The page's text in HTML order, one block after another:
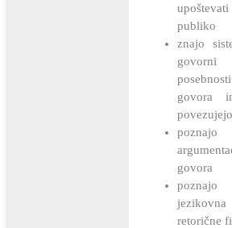
publiko
znajo
govorni
govora
govora
poznajo
retorične